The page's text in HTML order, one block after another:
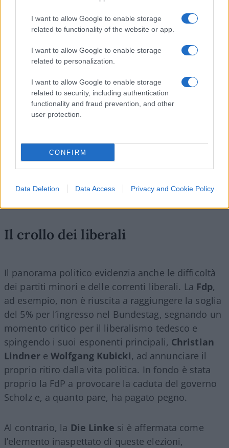
I want to allow Google to enable storage
related to functionality of the website or app.
I want to allow Google to enable storage
related to personalization.
I want to allow Google to enable storage
related to security, including authentication
functionality and fraud prevention, and other
user protection.
CONFIRM
Data Deletion Data Access Privacy and Cookie Policy
partecipazione all’esecutivo. A dividere i due
partiti c’è soprattutto lapolitica migratoria
cavallo di battaglia dell’Afd. Merz aveva posto
come condizioni in campagna elettorale un
drastico cambiamento delle politiche migratorie,
con il respingimento dei migranti illegali alle
frontiere. E la Spd, pur avendo indurito le sue
posizioni sulle espulsioni, non è detto che voglia
Terzo: i Verdi non godono di grandi simpatie
bavarese, non ne vuole sapere di andare al
Il crollo dei liberali
Il panorama politico evidenzia anche le difficoltà
dei partiti minori e delle correnti liberali. La Fdp,
ad esempio, non è riuscita a raggiungere la soglia
del 5% per l’ingresso nel Bundestag, segnando un
momento critico per il liberalismo tedesco e
spingendo i suoi esponenti principali, Christian
LindnereWolfgang Kubicki, ad annunciare il
proprio ritiro dalla vita politica. In fondo è stata
proprio la FdP a provocare la caduta del governo
Scholz e, a quanto pare, ha pagato pegno.
Al contrario, la Die Linke si è affermata come
l’elemento inaspettato di queste elezioni,